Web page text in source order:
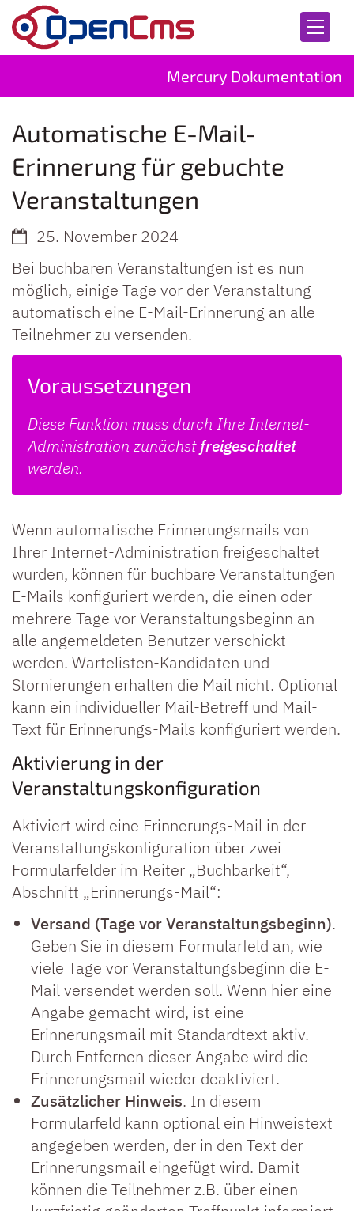
Zum Inhalt springen
Mercury Dokumentation
Automatische E-Mail-
Erinnerung für gebuchte
Veranstaltungen
25. November 2024
Bei buchbaren Veranstaltungen ist es nun
möglich, einige Tage vor der Veranstaltung
automatisch eine E-Mail-Erinnerung an alle
Teilnehmer zu versenden.
Voraussetzungen
Diese Funktion muss durch Ihre Internet-
Administration zunächstfreigeschaltet
werden.
Wenn automatische Erinnerungsmails von
Ihrer Internet-Administration freigeschaltet
wurden, können für buchbare Veranstaltungen
E-Mails konfiguriert werden, die einen oder
mehrere Tage vor Veranstaltungsbeginn an
alle angemeldeten Benutzer verschickt
werden. Wartelisten-Kandidaten und
Stornierungen erhalten die Mail nicht. Optional
kann ein individueller Mail-Betreff und Mail-
Text für Erinnerungs-Mails konfiguriert werden.
Aktivierung in der
Veranstaltungskonfiguration
Aktiviert wird eine Erinnerungs-Mail in der
Veranstaltungskonfiguration über zwei
Formularfelder im Reiter „Buchbarkeit“,
Abschnitt „Erinnerungs-Mail“:
Versand (Tage vor Veranstaltungsbeginn).
Geben Sie in diesem Formularfeld an, wie
viele Tage vor Veranstaltungsbeginn die E-
Mail versendet werden soll. Wenn hier eine
Angabe gemacht wird, ist eine
Erinnerungsmail mit Standardtext aktiv.
Durch Entfernen dieser Angabe wird die
Erinnerungsmail wieder deaktiviert.
Zusätzlicher Hinweis. In diesem
Formularfeld kann optional ein Hinweistext
angegeben werden, der in den Text der
Erinnerungsmail eingefügt wird. Damit
können die Teilnehmer z.B. über einen